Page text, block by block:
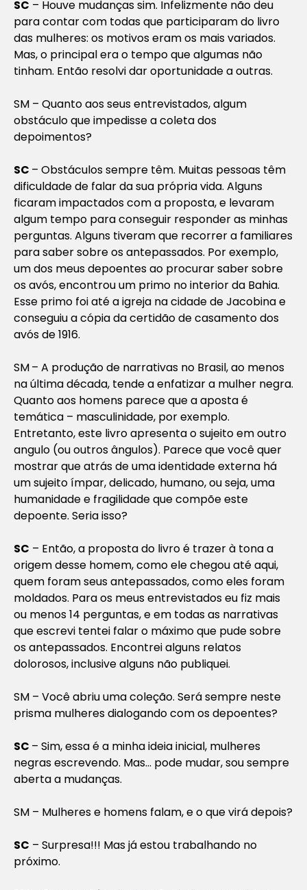
SC – Houve mudanças sim. Infelizmente não deu
para contar com todas que participaram do livro
das mulheres: os motivos eram os mais variados.
Mas, o principal era o tempo que algumas não
tinham. Então resolvi dar oportunidade a outras.
SM – Quanto aos seus entrevistados, algum
obstáculo que impedisse a coleta dos
depoimentos?
SC – Obstáculos sempre têm. Muitas pessoas têm
dificuldade de falar da sua própria vida. Alguns
ficaram impactados com a proposta, e levaram
algum tempo para conseguir responder as minhas
perguntas. Alguns tiveram que recorrer a familiares
para saber sobre os antepassados. Por exemplo,
um dos meus depoentes ao procurar saber sobre
os avós, encontrou um primo no interior da Bahia.
Esse primo foi até a igreja na cidade de Jacobina e
conseguiu a cópia da certidão de casamento dos
avós de 1916.
SM– A produção de narrativas no Brasil, ao menos
na última década, tende a enfatizar a mulher negra.
Quanto aos homens parece que a aposta é
temática – masculinidade, por exemplo.
Entretanto, este livro apresenta o sujeito em outro
angulo (ou outros ângulos). Parece que você quer
mostrar que atrás de uma identidade externa há
um sujeito ímpar, delicado, humano, ou seja, uma
humanidade e fragilidade que compõe este
depoente. Seria isso?
SC – Então, a proposta do livro é trazer à tona a
origem desse homem, como ele chegou até aqui,
quem foram seus antepassados, como eles foram
moldados. Para os meus entrevistados eu fiz mais
ou menos 14 perguntas, e em todas as narrativas
que escrevi tentei falar o máximo que pude sobre
os antepassados. Encontrei alguns relatos
dolorosos, inclusive alguns não publiquei.
SM – Você abriu uma coleção. Será sempre neste
prisma mulheres dialogando com os depoentes?
SC – Sim, essa é a minha ideia inicial, mulheres
negras escrevendo. Mas… pode mudar, sou sempre
aberta a mudanças.
SM – Mulheres e homens falam, e o que virá depois?
SC – Surpresa!!! Mas já estou trabalhando no
próximo.